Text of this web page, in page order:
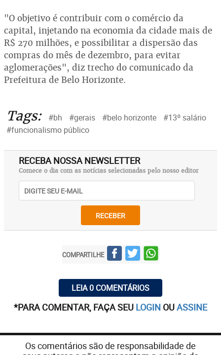
"O objetivo é contribuir com o comércio da
capital, injetando na economia da cidade mais de
R$ 270 milhões, e possibilitar a dispersão das
compras do mês de dezembro, para evitar
aglomerações", diz trecho do comunicado da
Prefeitura de Belo Horizonte.
Tags: #bh #gerais #belo horizonte
#13º salário
#funcionalismo público
RECEBA NOSSA NEWSLETTER
Comece o dia com as notícias selecionadas pelo nosso editor
RECEBER
COMPARTILHE
LEIA 0 COMENTÁRIOS
*PARA COMENTAR, FAÇA SEU LOGIN OUASSINE
Os comentários são de responsabilidade de